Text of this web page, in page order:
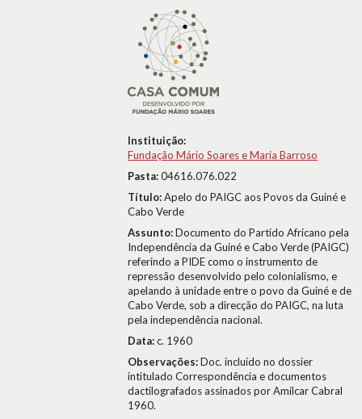
Instituição:
Fundação Mário Soares e Maria Barroso
Pasta:04616.076.022
Título:Apelo do PAIGC aos Povos da Guiné e
Cabo Verde
Assunto:Documento do Partido Africano pela
Independência da Guiné e Cabo Verde (PAIGC)
referindo a PIDE como o instrumento de
repressão desenvolvido pelo colonialismo, e
apelando à unidade entre o povo da Guiné e de
Cabo Verde, sob a direcção do PAIGC, na luta
pela independência nacional.
Data:c. 1960
Observações:Doc. incluído no dossier
intitulado Correspondência e documentos
dactilografados assinados por Amílcar Cabral
1960.